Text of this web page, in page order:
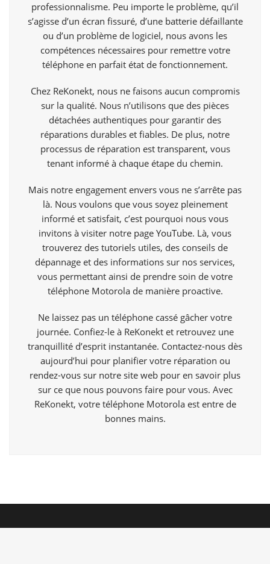
professionnalisme. Peu importe le problème, qu’il
s’agisse d’un écran fissuré, d’une batterie défaillante
ou d’un problème de logiciel, nous avons les
compétences nécessaires pour remettre votre
téléphone en parfait état de fonctionnement.
Chez ReKonekt, nous ne faisons aucun compromis
sur la qualité. Nous n’utilisons que des pièces
détachées authentiques pour garantir des
réparations durables et fiables. De plus, notre
processus de réparation est transparent, vous
tenant informé à chaque étape du chemin.
Mais notre engagement envers vous ne s’arrête pas
là. Nous voulons que vous soyez pleinement
informé et satisfait, c’est pourquoi nous vous
invitons à visiter notre page YouTube. Là, vous
trouverez des tutoriels utiles, des conseils de
dépannage et des informations sur nos services,
vous permettant ainsi de prendre soin de votre
téléphone Motorola de manière proactive.
Ne laissez pas un téléphone cassé gâcher votre
journée. Confiez-le à ReKonekt et retrouvez une
tranquillité d’esprit instantanée. Contactez-nous dès
aujourd’hui pour planifier votre réparation ou
rendez-vous sur notre site web pour en savoir plus
sur ce que nous pouvons faire pour vous. Avec
ReKonekt, votre téléphone Motorola est entre de
bonnes mains.